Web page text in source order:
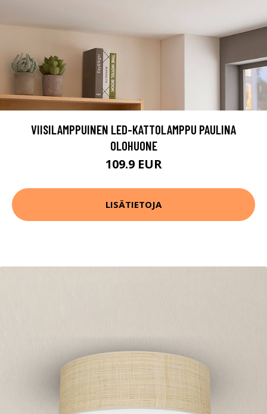
VIISILAMPPUINEN LED-KATTOLAMPPU PAULINA
OLOHUONE
109.9 EUR
LISÄTIETOJA